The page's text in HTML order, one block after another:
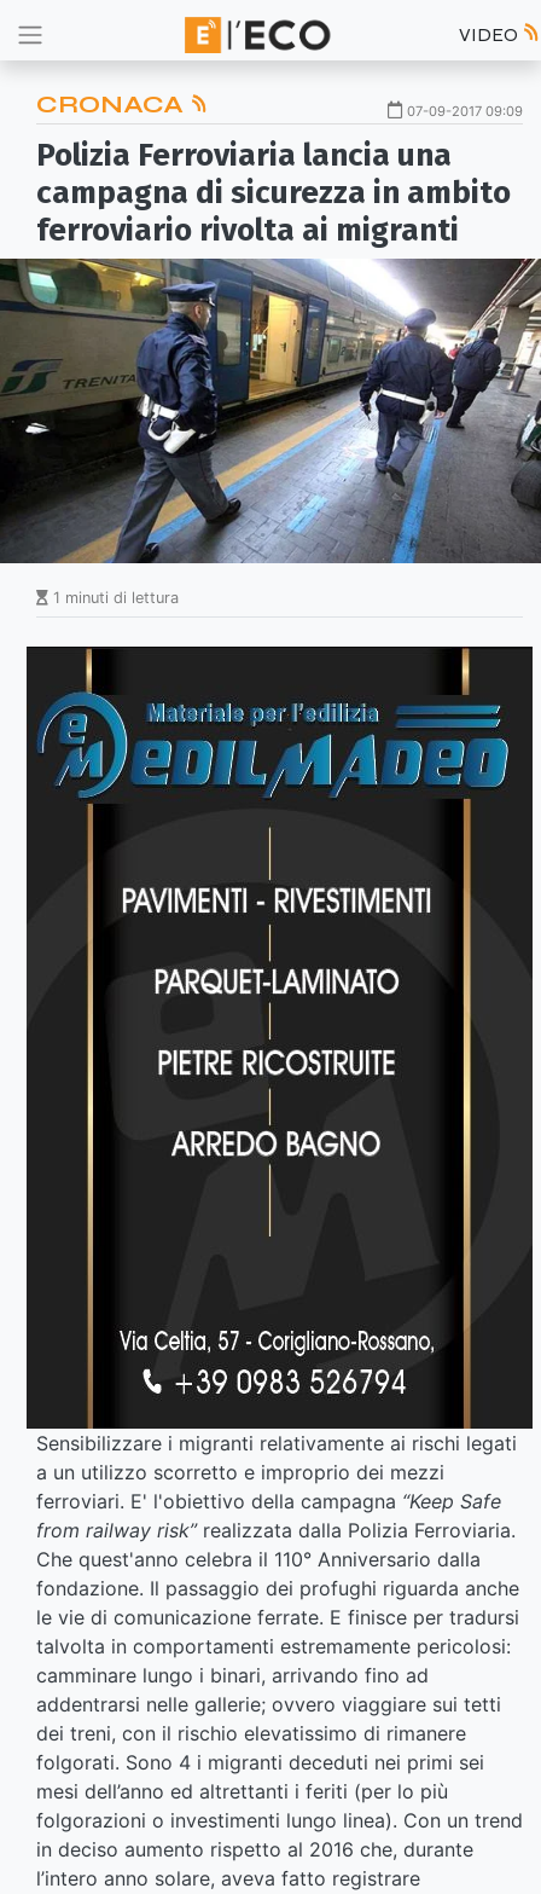
VIDEO
CRONACA 07-09-2017 09:09
Polizia Ferroviaria lancia una
campagna di sicurezza in ambito
ferroviario rivolta ai migranti
1 minuti di lettura
Sensibilizzare i migranti relativamente ai rischi legati
a un utilizzo scorretto e improprio dei mezzi
ferroviari. E' l'obiettivo della campagna “Keep Safe
from railway risk”realizzata dalla Polizia Ferroviaria.
Che quest'anno celebra il 110° Anniversario dalla
fondazione. Il passaggio dei profughi riguarda anche
le vie di comunicazione ferrate. E finisce per tradursi
talvolta in comportamenti estremamente pericolosi:
camminare lungo i binari, arrivando fino ad
addentrarsi nelle gallerie; ovvero viaggiare sui tetti
dei treni, con il rischio elevatissimo di rimanere
folgorati. Sono 4 i migranti deceduti nei primi sei
mesi dell’anno ed altrettanti i feriti (per lo più
folgorazioni o investimenti lungo linea). Con un trend
in deciso aumento rispetto al 2016 che, durante
l’intero anno solare, aveva fatto registrare